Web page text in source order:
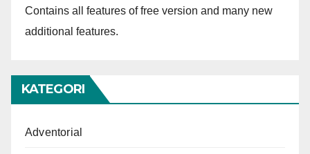
Contains all features of free version and many new
additional features.
KATEGORI
Adventorial